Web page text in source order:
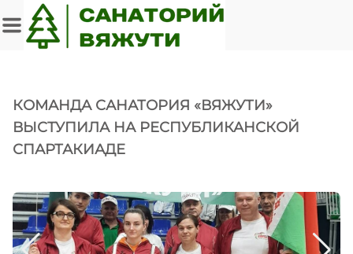
КОМАНДА САНАТОРИЯ «ВЯЖУТИ»
ВЫСТУПИЛА НА РЕСПУБЛИКАНСКОЙ
СПАРТАКИАДЕ